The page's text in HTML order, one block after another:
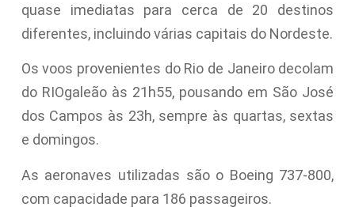
quase imediatas para cerca de 20 destinos
diferentes, incluindo várias capitais do Nordeste.
Os voos provenientes do Rio de Janeiro decolam
do RIOgaleão às 21h55, pousando em São José
dos Campos às 23h, sempre às quartas, sextas
e domingos.
As aeronaves utilizadas são o Boeing 737-800,
com capacidade para 186 passageiros.